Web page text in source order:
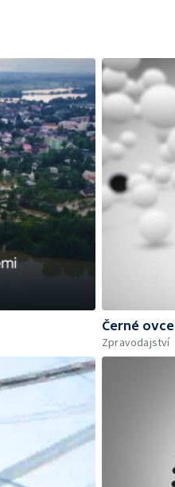
Černé ovce
Zpravodajství